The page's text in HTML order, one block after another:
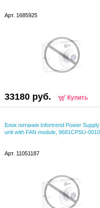
Арт. 1685925
33180 руб. Купить
Блок питания Infortrend Power
unit with FAN module, 9681CPSU-0010
Арт. 11051187